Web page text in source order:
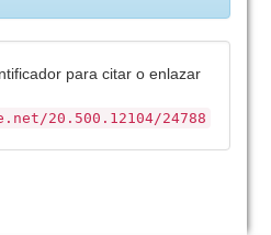
para citar o enlazar
20.500.12104/24788